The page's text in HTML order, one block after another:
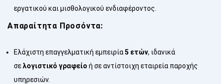
εργατικού και μισθολογικού ενδιαφέροντος.
Απαραίτητα Προσόντα:
Ελάχιστη επαγγελματική εμπειρία5 ετών, ιδανικά
σελογιστικό γραφείο ή σε αντίστοιχη εταιρεία παροχής
υπηρεσιών.